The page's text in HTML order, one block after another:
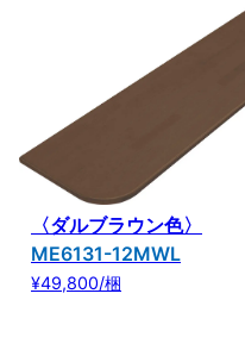
〈ダルブラウン色〉
ME6131-12MWL
¥49,800/梱